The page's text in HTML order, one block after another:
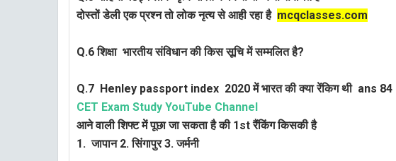
दोस्तों डेली एक प्रश्न तो लोक नृत्य से आही रहा है mcqclasses.com
Q.6 शिक्षा भारतीय संविधान की किस सूचि में सम्मलित है?
Q.7 Henley passport index 2020 में भारत की क्या रेंकिग थी ans 84
CET Exam Study YouTube Channel
आने वाली शिफ्ट में पूछा जा सकता है की 1st रैंकिंग किसकी है
1. जापान 2. सिंगापुर 3. जर्मनी